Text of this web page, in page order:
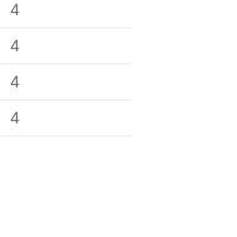
4
4
4
4